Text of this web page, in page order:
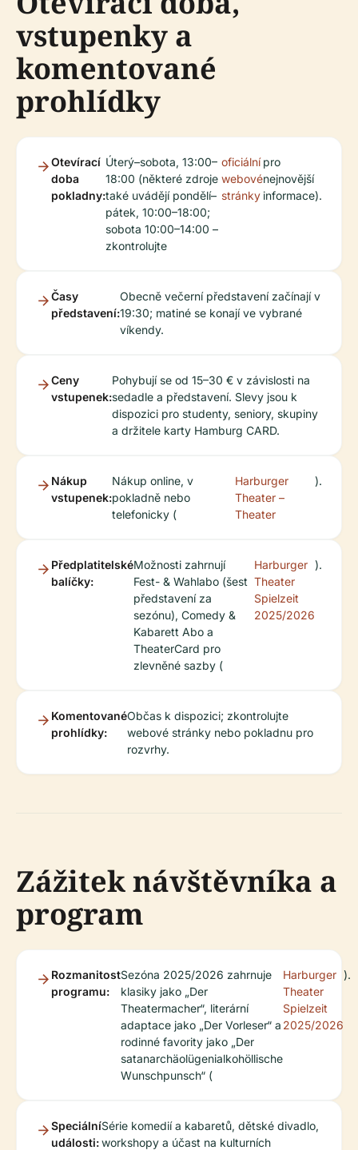
vstupenky a
komentované
prohlídky
Otevírací
doba
pokladny:
Úterý–sobota, 13:00–
18:00 (některé zdroje
také uvádějí pondělí–
pátek, 10:00–18:00;
sobota 10:00–14:00 –
zkontrolujte
oficiální
webové
stránky
pro
nejnovější
informace).
Časy
představení:
Obecně večerní představení začínají v
19:30; matiné se konají ve vybrané
víkendy.
Ceny
vstupenek:
Pohybují se od 15–30 € v závislosti na
sedadle a představení. Slevy jsou k
dispozici pro studenty, seniory, skupiny
a držitele karty Hamburg CARD.
Nákup
vstupenek:
Nákup online, v
pokladně nebo
telefonicky (
Harburger
Theater –
Theater
).
Předplatitelské
balíčky:
Možnosti zahrnují
Fest- & Wahlabo (šest
představení za
sezónu), Comedy &
Kabarett Abo a
TheaterCard pro
zlevněné sazby (
Harburger
Theater
Spielzeit
2025/2026
).
Komentované
prohlídky:
Občas k dispozici; zkontrolujte
webové stránky nebo pokladnu pro
rozvrhy.
Zážitek návštěvníka a
program
Rozmanitost
programu:
Sezóna 2025/2026 zahrnuje
klasiky jako „Der
Theatermacher“, literární
adaptace jako „Der Vorleser“ a
rodinné favority jako „Der
satanarchäolügenialkohöllische
Wunschpunsch“ (
Harburger
Theater
Spielzeit
2025/2026
).
Speciální
události:
Série komedií a kabaretů, dětské divadlo,
workshopy a účast na kulturních